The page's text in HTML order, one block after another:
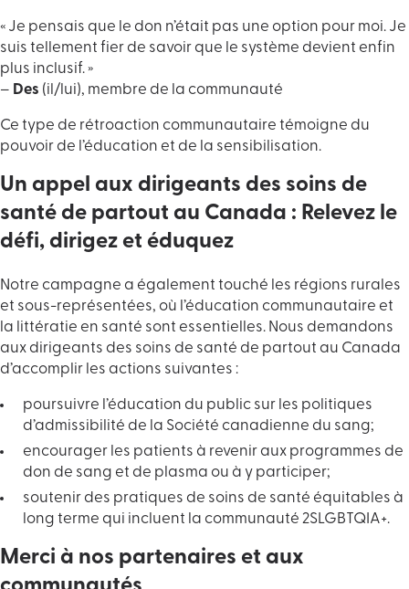
« Je pensais que le don n’était pas une option pour moi. Je
suis tellement fier de savoir que le système devient enfin
plus inclusif. »
– Des (il/lui), membre de la communauté
Ce type de rétroaction communautaire témoigne du
pouvoir de l’éducation et de la sensibilisation.
Un appel aux dirigeants des soins de
santé de partout au Canada : Relevez le
défi, dirigez et éduquez
Notre campagne a également touché les régions rurales
et sous-représentées, où l’éducation communautaire et
la littératie en santé sont essentielles. Nous demandons
aux dirigeants des soins de santé de partout au Canada
d’accomplir les actions suivantes :
poursuivre l’éducation du public sur les politiques
d’admissibilité de la Société canadienne du sang;
encourager les patients à revenir aux programmes de
don de sang et de plasma ou à y participer;
soutenir des pratiques de soins de santé équitables à
long terme qui incluent la communauté 2SLGBTQIA+.
Merci à nos partenaires et aux